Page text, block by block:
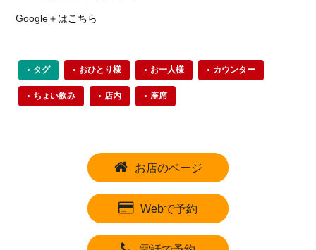
Google＋はこちら
タグ おひとり様 お一人様 カウンター
ちょい飲み 店内 座席
お店のページ
Webで予約